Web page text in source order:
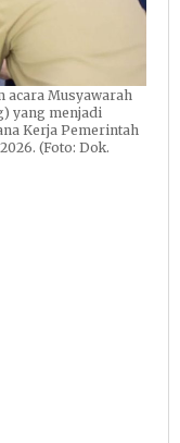
acara Musyawarah
yang menjadi
Kerja Pemerintah
(Foto: Dok.